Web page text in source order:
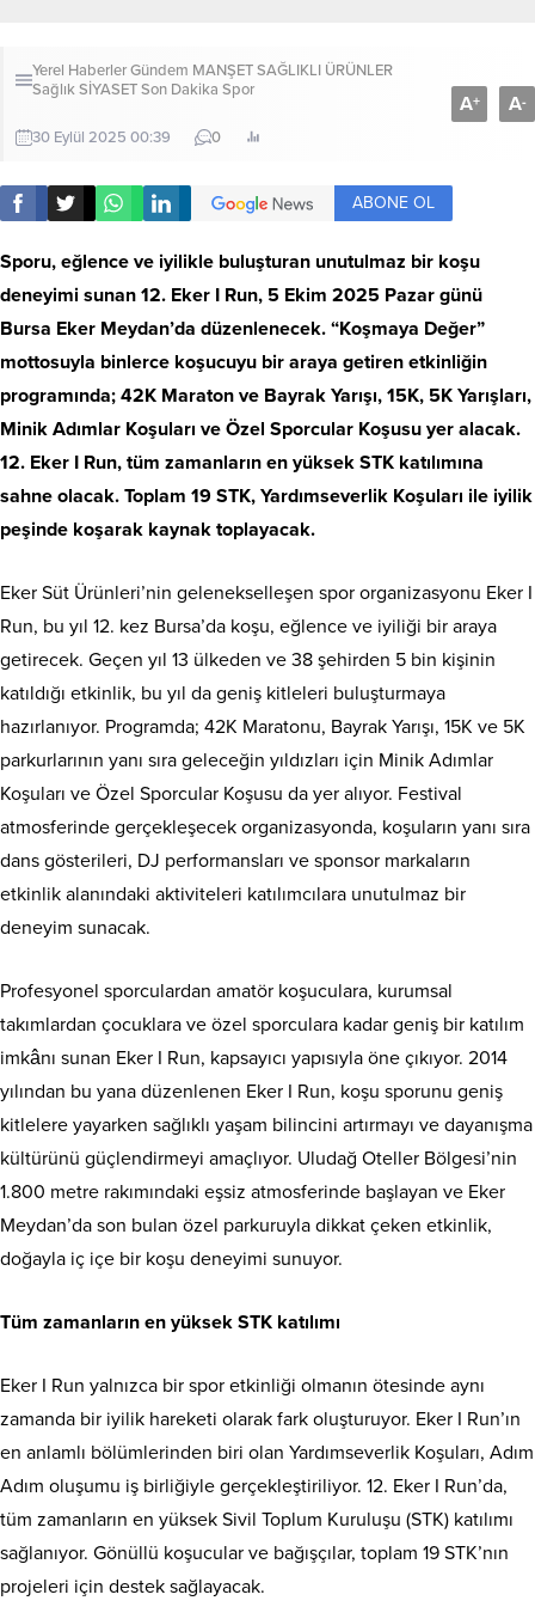
Yerel HaberlerGündem MANŞETSAĞLIKLI ÜRÜNLER
SağlıkSİYASETSon Dakika Spor
30 Eylül 2025 00:39 0
A+ A-
ABONE OL
Sporu, eğlence ve iyilikle buluşturan unutulmaz bir koşu
deneyimi sunan 12. Eker I Run, 5 Ekim 2025 Pazar günü
Bursa Eker Meydan’da düzenlenecek. “Koşmaya Değer”
mottosuyla binlerce koşucuyu bir araya getiren etkinliğin
programında; 42K Maraton ve Bayrak Yarışı, 15K, 5K Yarışları,
Minik Adımlar Koşuları ve Özel Sporcular Koşusu yer alacak.
12. Eker I Run, tüm zamanların en yüksek STK katılımına
sahne olacak. Toplam 19 STK, Yardımseverlik Koşuları ile iyilik
peşinde koşarak kaynak toplayacak.
Eker Süt Ürünleri’nin gelenekselleşen spor organizasyonu Eker I
Run, bu yıl 12. kez Bursa’da koşu, eğlence ve iyiliği bir araya
getirecek. Geçen yıl 13 ülkeden ve 38 şehirden 5 bin kişinin
katıldığı etkinlik, bu yıl da geniş kitleleri buluşturmaya
hazırlanıyor. Programda; 42K Maratonu, Bayrak Yarışı, 15K ve 5K
parkurlarının yanı sıra geleceğin yıldızları için Minik Adımlar
Koşuları ve Özel Sporcular Koşusu da yer alıyor. Festival
atmosferinde gerçekleşecek organizasyonda, koşuların yanı sıra
dans gösterileri, DJ performansları ve sponsor markaların
etkinlik alanındaki aktiviteleri katılımcılara unutulmaz bir
deneyim sunacak.
Profesyonel sporculardan amatör koşuculara, kurumsal
takımlardan çocuklara ve özel sporculara kadar geniş bir katılım
imkânı sunan Eker I Run, kapsayıcı yapısıyla öne çıkıyor. 2014
yılından bu yana düzenlenen Eker I Run, koşu sporunu geniş
kitlelere yayarken sağlıklı yaşam bilincini artırmayı ve dayanışma
kültürünü güçlendirmeyi amaçlıyor. Uludağ Oteller Bölgesi’nin
1.800 metre rakımındaki eşsiz atmosferinde başlayan ve Eker
Meydan’da son bulan özel parkuruyla dikkat çeken etkinlik,
doğayla iç içe bir koşu deneyimi sunuyor.
Tüm zamanların en yüksek STK katılımı
Eker I Run yalnızca bir spor etkinliği olmanın ötesinde aynı
zamanda bir iyilik hareketi olarak fark oluşturuyor. Eker I Run’ın
en anlamlı bölümlerinden biri olan Yardımseverlik Koşuları, Adım
Adım oluşumu iş birliğiyle gerçekleştiriliyor. 12. Eker I Run’da,
tüm zamanların en yüksek Sivil Toplum Kuruluşu (STK) katılımı
sağlanıyor. Gönüllü koşucular ve bağışçılar, toplam 19 STK’nın
projeleri için destek sağlayacak.